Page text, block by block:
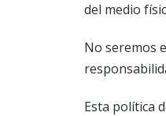
del medio
No seremos
Esta política